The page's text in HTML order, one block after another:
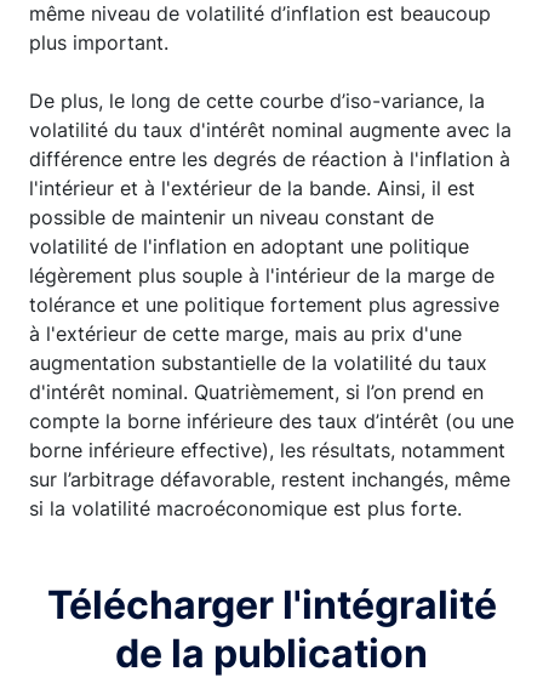
même niveau de volatilité d’inflation est beaucoup
plus important.
De plus, le long de cette courbe d’iso-variance, la
volatilité du taux d'intérêt nominal augmente avec la
différence entre les degrés de réaction à l'inflation à
l'intérieur et à l'extérieur de la bande. Ainsi, il est
possible de maintenir un niveau constant de
volatilité de l'inflation en adoptant une politique
légèrement plus souple à l'intérieur de la marge de
tolérance et une politique fortement plus agressive
à l'extérieur de cette marge, mais au prix d'une
augmentation substantielle de la volatilité du taux
d'intérêt nominal. Quatrièmement, si l’on prend en
compte la borne inférieure des taux d’intérêt (ou une
borne inférieure effective), les résultats, notamment
sur l’arbitrage défavorable, restent inchangés, même
si la volatilité macroéconomique est plus forte.
Télécharger l'intégralité
de la publication